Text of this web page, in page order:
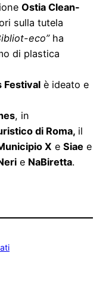
Ostia Clean-
sulla tutela
eco”ha
di plastica
Festival è ideato e
, in
di Roma, il
X e Siae e
e NaBiretta.